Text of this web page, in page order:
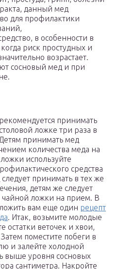
данный мед
для профилактики
в особенности в
риск простудных и
возрастает.
сосновый мед и при
принимать
ложке три раза в
принимать мед
количества меда на
используйте
средства
принимать в тех же
детям же следует
ложки на прием. В
вам еще один рецепт
. Итак, возьмите молодые
остатки веточек и хвои,
поместите побеги в
и залейте холодной
выше уровня сосновых
сантиметра. Накройте